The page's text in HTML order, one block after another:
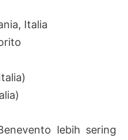
Italia
lebih sering